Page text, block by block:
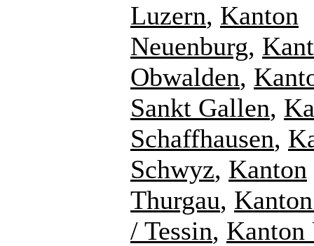
Luzern, Kanton
Neuenburg,
Obwalden,
Sankt Gallen,
Schaffhausen,
Schwyz, Kanton
Thurgau,
/ Tessin,